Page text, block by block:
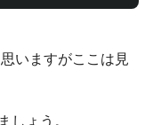
いますがここは見
ょう。